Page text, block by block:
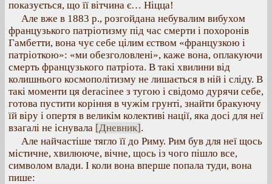
показується, що її вітчина є… Ніцца!
Але вже в 1883 р., розгойдана небувалим вибухом
французького патріотизму під час смерти і похоронів
Гамбетти, вона чує себе цілим єством «французкою і
патріоткою»: «ми обезголовлені», каже вона, оплакуючи
смерть французького патріота. В такі хвилини від
колишнього космополітизму не лишається в ній і сліду. В
такі моменти ця deracinee з тугою і свідомо дурячи себе,
готова пустити коріння в чужім грунті, знайти бракуючу
їй віру і опертя в великім колективі нації, яка досі для неї
взагалі не існувала [Дневник].
Але найчастіше тягло її до Риму. Рим був для неї щось
містичне, хвилююче, вічне, щось із чого пішло все,
символом влади. І коли вона вперше попала туди, вона
пише: